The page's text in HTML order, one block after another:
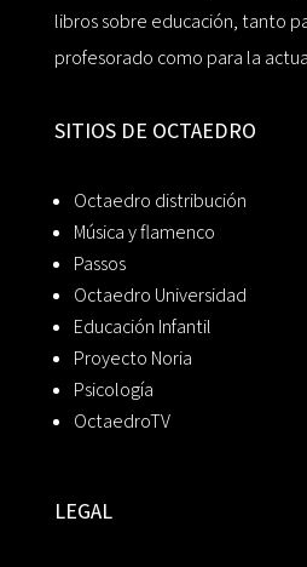
libros sobre educación, tanto
profesorado como para la
SITIOS DE OCTAEDRO
Octaedro distribución
Música y flamenco
Passos
Octaedro Universidad
Educación Infantil
Proyecto Noria
Psicología
OctaedroTV
LEGAL